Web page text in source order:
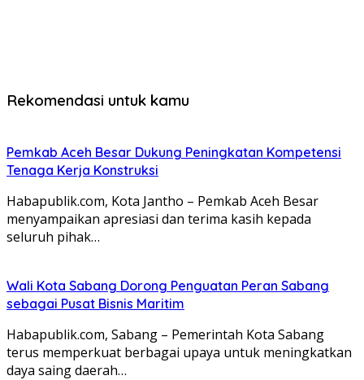
Rekomendasi untuk kamu
Pemkab Aceh Besar Dukung Peningkatan Kompetensi
Tenaga Kerja Konstruksi
Habapublik.com, Kota Jantho – Pemkab Aceh Besar
menyampaikan apresiasi dan terima kasih kepada
seluruh pihak…
Wali Kota Sabang Dorong Penguatan Peran Sabang
sebagai Pusat Bisnis Maritim
Habapublik.com, Sabang – Pemerintah Kota Sabang
terus memperkuat berbagai upaya untuk meningkatkan
daya saing daerah…